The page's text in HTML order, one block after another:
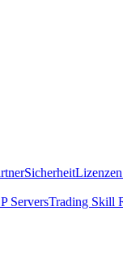
Sicherheit
ServersTrading Skill